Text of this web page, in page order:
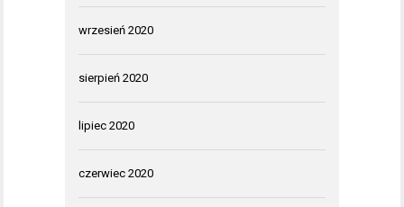
wrzesień 2020
sierpień 2020
lipiec 2020
czerwiec 2020